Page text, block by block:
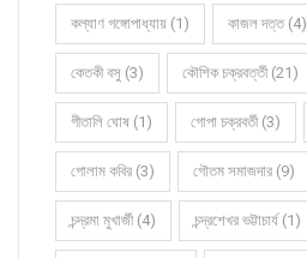
কল্যাণ গঙ্গোপাধ্যায় (1) কাজল দত্ত (4)
কেতকী বসু (3) কৌশিক চক্রবর্ত্তী (21)
গীতালি ঘোষ (1) গোপা চক্রবর্তী (3)
গোলাম কবির (3) গৌতম সমাজদার (9)
চন্দ্রমা মুখার্জী (4) চন্দ্রশেখর ভট্টাচার্য (1)